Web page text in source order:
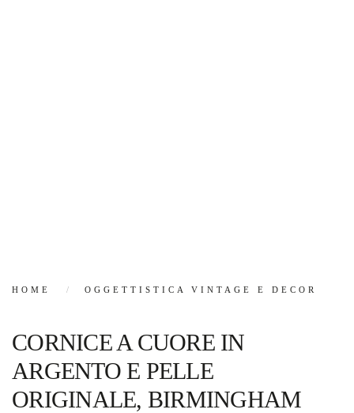
HOME OGGETTISTICA VINTAGE E DECOR
CORNICE A CUORE IN
ARGENTO E PELLE
ORIGINALE, BIRMINGHAM